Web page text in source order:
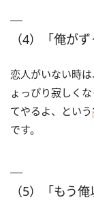
（4）「俺が
恋人がいない時
ょっぴり寂しく
てやるよ、という
です。
（5）「もう